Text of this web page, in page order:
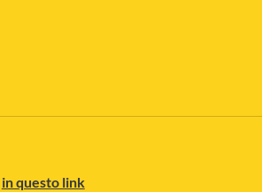
in questo link